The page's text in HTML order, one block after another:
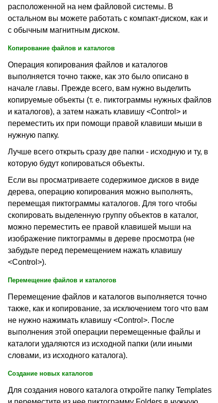
расположенной на нем файловой системы. В
остальном вы можете работать с компакт-диском, как и
с обычным магнитным диском.
Копирование файлов и каталогов
Операция копирования файлов и каталогов
выполняется точно также, как это было описано в
начале главы. Прежде всего, вам нужно выделить
копируемые объекты (т. е. пиктограммы нужных файлов
и каталогов), а затем нажать клавишу <Control> и
переместить их при помощи правой клавиши мыши в
нужную папку.
Лучше всего открыть сразу две папки - исходную и ту, в
которую будут копироваться объекты.
Если вы просматриваете содержимое дисков в виде
дерева, операцию копирования можно выполнять,
перемещая пиктограммы каталогов. Для того чтобы
скопировать выделенную группу объектов в каталог,
можно переместить ее правой клавишей мыши на
изображение пиктограммы в дереве просмотра (не
забудьте перед перемещением нажать клавишу
<Control>).
Перемещение файлов и каталогов
Перемещение файлов и каталогов выполняется точно
также, как и копирование, за исключением того что вам
не нужно нажимать клавишу <Control>. После
выполнения этой операции перемещенные файлы и
каталоги удаляются из исходной папки (или иными
словами, из исходного каталога).
Создание новых каталогов
Для создания нового каталога откройте папку Templates